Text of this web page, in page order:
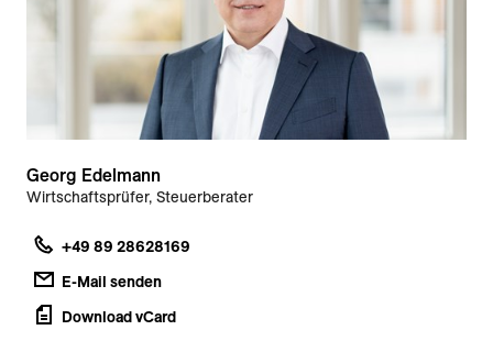
Georg Edelmann
Wirtschaftsprüfer, Steuerberater
+49 89 28628169
E-Mail senden
Download vCard